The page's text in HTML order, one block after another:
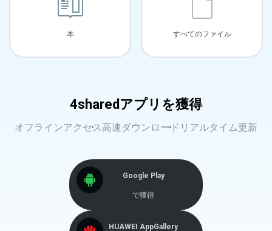
本 すべてのファイル
4sharedアプリを獲得
オフラインアクセス高速ダウンロード リアルタイム更新
Google Play
で獲得
HUAWEI AppGallery